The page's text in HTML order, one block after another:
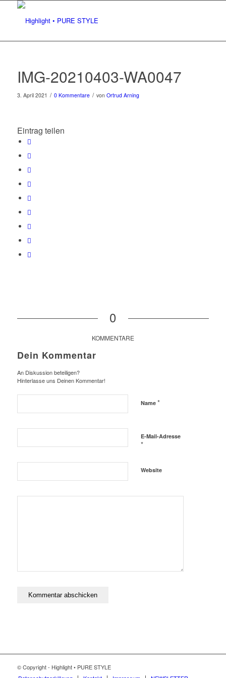
IMG-20210403-WA0047
3. April 2021 / 0 Kommentare / von Ortrud Arning
Eintrag teilen
0
KOMMENTARE
Dein Kommentar
An Diskussion beteiligen?
Hinterlasse uns Deinen Kommentar!
Name *
E-Mail-Adresse
*
Website
© Copyright - Highlight • PURE STYLE